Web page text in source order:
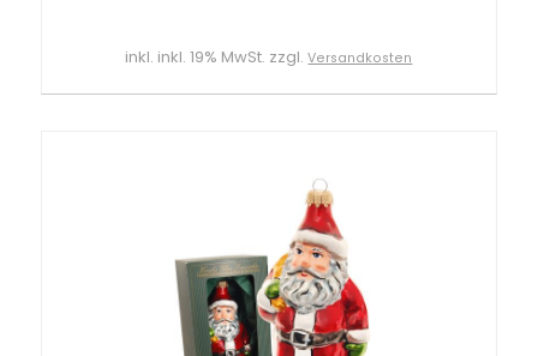
inkl. inkl. 19% MwSt. zzgl.Versandkosten